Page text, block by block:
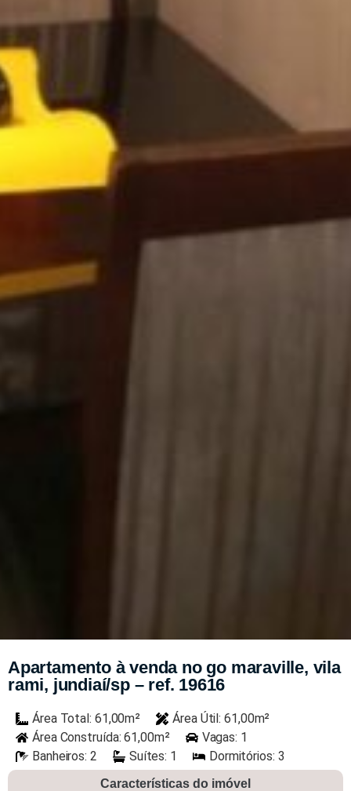
Apartamento à venda no go maraville, vila
rami, jundiaí/sp – ref. 19616
Área Total: 61,00m²
Área Útil: 61,00m²
Área Construída: 61,00m²
Vagas: 1
Banheiros: 2
Suítes: 1 Dormitórios: 3
Características do imóvel